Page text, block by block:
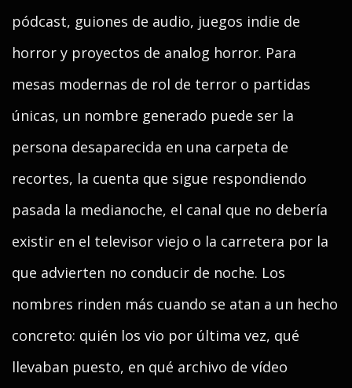
pódcast, guiones de audio, juegos indie de
horror y proyectos de analog horror. Para
mesas modernas de rol de terror o partidas
únicas, un nombre generado puede ser la
persona desaparecida en una carpeta de
recortes, la cuenta que sigue respondiendo
pasada la medianoche, el canal que no debería
existir en el televisor viejo o la carretera por la
que advierten no conducir de noche. Los
nombres rinden más cuando se atan a un hecho
concreto: quién los vio por última vez, qué
llevaban puesto, en qué archivo de vídeo